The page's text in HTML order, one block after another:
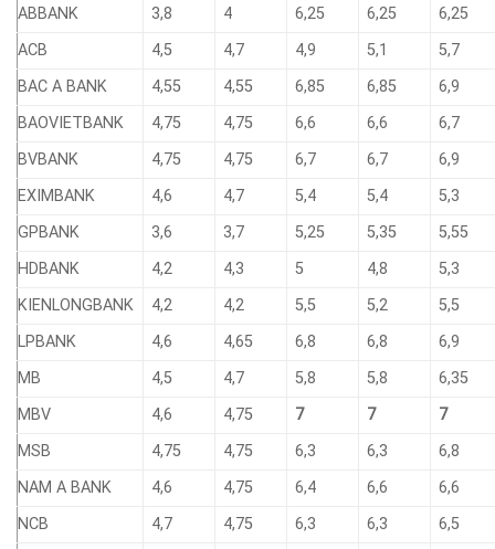
ABBANK
3,8 4 6,25 6,25
6,25
ACB
4,5 4,7 4,9 5,1
5,7
BAC A BANK
4,55 4,55 6,85 6,85
6,9
BAOVIETBANK
4,75 4,75 6,6 6,6
6,7
BVBANK
4,75 4,75 6,7 6,7
6,9
EXIMBANK
4,6 4,7 5,4 5,4
5,3
GPBANK
3,6 3,7 5,25 5,35
5,55
HDBANK
4,2 4,3 5 4,8
5,3
KIENLONGBANK
4,2 4,2 5,5 5,2
5,5
LPBANK
4,6 4,65 6,8 6,8
6,9
MB
4,5 4,7 5,8 5,8
6,35
MBV
4,6 4,75 7 7
7
MSB
4,75 4,75 6,3 6,3
6,8
NAM A BANK
4,6 4,75 6,4 6,6
6,6
NCB
4,7 4,75 6,3 6,3
6,5